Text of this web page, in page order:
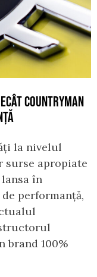
COUNTRYMAN
la nivelul
surse apropiate
în
performanță,
brand 100%